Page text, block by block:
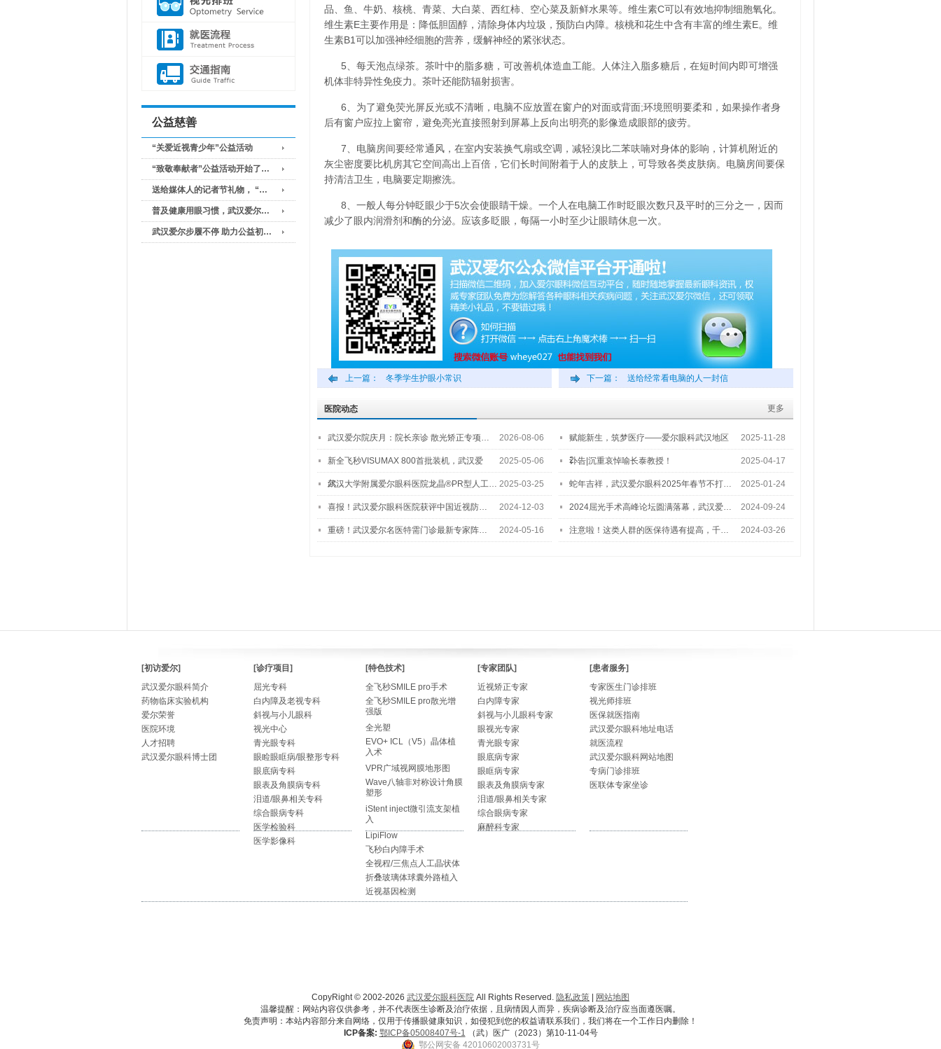
公益慈善
“关爱近视青少年”公益活动
“致敬奉献者”公益活动开始了…
送给媒体人的记者节礼物， “…
普及健康用眼习惯，武汉爱尔…
武汉爱尔步履不停 助力公益初…
品、鱼、牛奶、核桃、青菜、大白菜、西红柿、空心菜及新鲜水果等。维生素C可以有效地抑制细胞氧化。
维生素E主要作用是：降低胆固醇，清除身体内垃圾，预防白内障。核桃和花生中含有丰富的维生素E。维
生素B1可以加强神经细胞的营养，缓解神经的紧张状态。
5、每天泡点绿茶。茶叶中的脂多糖，可改善机体造血工能。人体注入脂多糖后，在短时间内即可增强
机体非特异性免疫力。茶叶还能防辐射损害。
6、为了避免荧光屏反光或不清晰，电脑不应放置在窗户的对面或背面;环境照明要柔和，如果操作者身
后有窗户应拉上窗帘，避免亮光直接照射到屏幕上反向出明亮的影像造成眼部的疲劳。
7、电脑房间要经常通风，在室内安装换气扇或空调，减轻溴比二苯呋喃对身体的影响，计算机附近的
灰尘密度要比机房其它空间高出上百倍，它们长时间附着于人的皮肤上，可导致各类皮肤病。电脑房间要保
持清洁卫生，电脑要定期擦洗。
8、一般人每分钟眨眼少于5次会使眼睛干燥。一个人在电脑工作时眨眼次数只及平时的三分之一，因而
减少了眼内润滑剂和酶的分泌。应该多眨眼，每隔一小时至少让眼睛休息一次。
上一篇： 冬季学生护眼小常识 下一篇： 送给经常看电脑的人一封信
更多
医院动态
武汉爱尔院庆月：院长亲诊 散光矫正专项… 2026-08-06 赋能新生，筑梦医疗——爱尔眼科武汉地区
2…
2025-11-28
新全飞秒VISUMAX 800首批装机，武汉爱
尔…
2025-05-06 讣告|沉重哀悼喻长泰教授！ 2025-04-17
武汉大学附属爱尔眼科医院龙晶®PR型人工… 2025-03-25 蛇年吉祥，武汉爱尔眼科2025年春节不打… 2025-01-24
喜报！武汉爱尔眼科医院获评中国近视防… 2024-12-03 2024屈光手术高峰论坛圆满落幕，武汉爱… 2024-09-24
重磅！武汉爱尔名医特需门诊最新专家阵… 2024-05-16 注意啦！这类人群的医保待遇有提高，千… 2024-03-26
[初访爱尔]
武汉爱尔眼科简介
药物临床实验机构
爱尔荣誉
医院环境
人才招聘
武汉爱尔眼科博士团
[诊疗项目]
屈光专科
白内障及老视专科
斜视与小儿眼科
视光中心
青光眼专科
眼睑眼眶病/眼整形专科
眼底病专科
眼表及角膜病专科
泪道/眼鼻相关专科
综合眼病专科
医学检验科
医学影像科
[特色技术]
全飞秒SMILE pro手术
全飞秒SMILE pro散光增
强版
全光塑
EVO+ ICL（V5）晶体植
入术
VPR广域视网膜地形图
Wave八轴非对称设计角膜
塑形
iStent inject微引流支架植
入
LipiFlow
飞秒白内障手术
全视程/三焦点人工晶状体
折叠玻璃体球囊外路植入
近视基因检测
[专家团队]
近视矫正专家
白内障专家
斜视与小儿眼科专家
眼视光专家
青光眼专家
眼底病专家
眼眶病专家
眼表及角膜病专家
泪道/眼鼻相关专家
综合眼病专家
麻醉科专家
[患者服务]
专家医生门诊排班
视光师排班
医保就医指南
武汉爱尔眼科地址电话
就医流程
武汉爱尔眼科网站地图
专病门诊排班
医联体专家坐诊
CopyRight © 2002-2026 武汉爱尔眼科医院 All Rights Reserved. 隐私政策
网站地图
温馨提醒：网站内容仅供参考，并不代表医生诊断及治疗依据，且病情因人而异，疾病诊断及治疗应当面遵医嘱。
免责声明：本站内容部分来自网络，仅用于传播眼健康知识，如侵犯到您的权益请联系我们，我们将在一个工作日内删除！
ICP备案: 鄂ICP备05008407号-1 （武）医广（2023）第10-11-04号
鄂公网安备 42010602003731号